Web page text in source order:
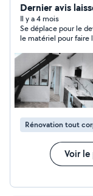
bain,peinture et faux
d'intérieur et
une garantie
Dernier avis
Il y a 4 mois
Se déplace pour le
le matériel pour faire
Rénovation tout
Voir